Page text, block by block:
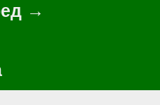
→